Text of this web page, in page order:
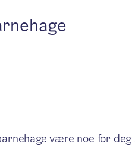
være noe for